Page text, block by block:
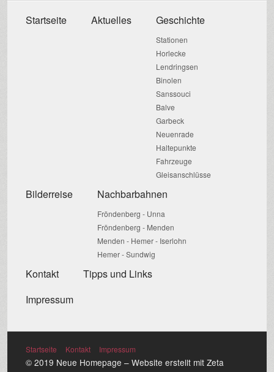
Startseite Aktuelles Geschichte
Stationen
Horlecke
Lendringsen
Binolen
Sanssouci
Balve
Garbeck
Neuenrade
Haltepunkte
Fahrzeuge
Gleisanschlüsse
Bilderreise Nachbarbahnen
Fröndenberg - Unna
Fröndenberg - Menden
Menden - Hemer - Iserlohn
Hemer - Sundwig
Kontakt
Tipps und Links
Impressum
Startseite Kontakt Impressum
© 2019 Neue Homepage – Website erstellt mit Zeta